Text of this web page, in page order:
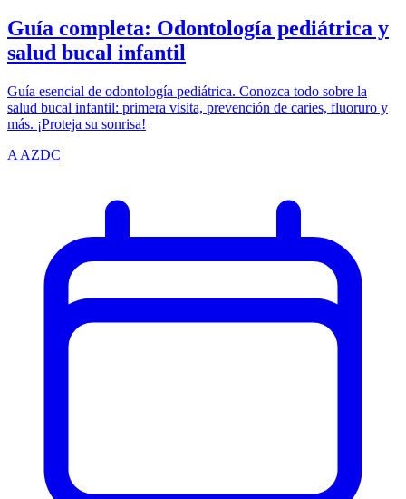
Guía completa: Odontología pediátrica y
salud bucal infantil
Guía esencial de odontología pediátrica. Conozca todo sobre la
salud bucal infantil: primera visita, prevención de caries, fluoruro y
más. ¡Proteja su sonrisa!
A AZDC